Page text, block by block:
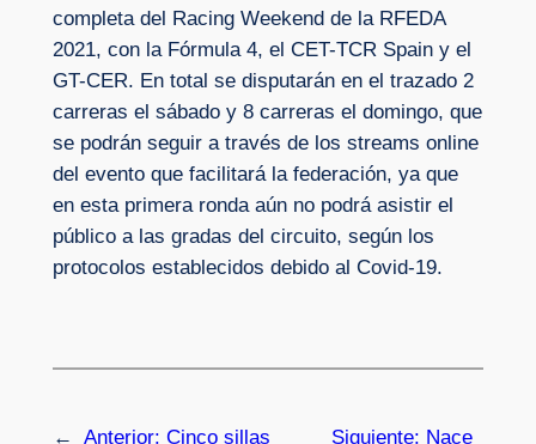
completa del Racing Weekend de la RFEDA
2021, con la Fórmula 4, el CET-TCR Spain y el
GT-CER. En total se disputarán en el trazado 2
carreras el sábado y 8 carreras el domingo, que
se podrán seguir a través de los streams online
del evento que facilitará la federación, ya que
en esta primera ronda aún no podrá asistir el
público a las gradas del circuito, según los
protocolos establecidos debido al Covid-19.
← Anterior: Cinco sillas
Siguiente: Nace